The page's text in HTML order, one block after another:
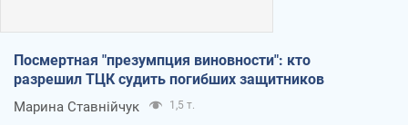
Посмертная "презумпция виновности": кто
разрешил ТЦК судить погибших защитников
Марина Ставнійчук 1,5 т.